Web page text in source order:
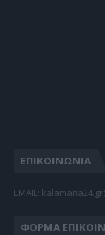
ΕΠΙΚΟΙΝΩΝΙΑ
EMAIL:
ΦΌΡΜΑ